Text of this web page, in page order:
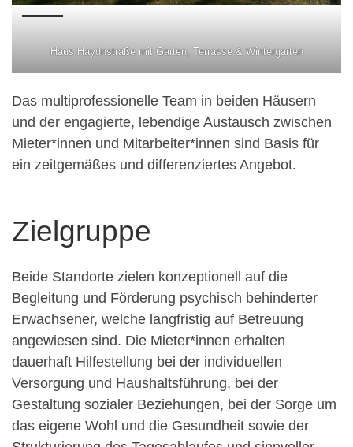
Haus Haydnstraße mit Garten, Terrasse & Wintergarten
Das multiprofessionelle Team in beiden Häusern
und der engagierte, lebendige Austausch zwischen
Mieter*innen und Mitarbeiter*innen sind Basis für
ein zeitgemäßes und differenziertes Angebot.
Zielgruppe
Beide Standorte zielen konzeptionell auf die
Begleitung und Förderung psychisch behinderter
Erwachsener, welche langfristig auf Betreuung
angewiesen sind. Die Mieter*innen erhalten
dauerhaft Hilfestellung bei der individuellen
Versorgung und Haushaltsführung, bei der
Gestaltung sozialer Beziehungen, bei der Sorge um
das eigene Wohl und die Gesundheit sowie der